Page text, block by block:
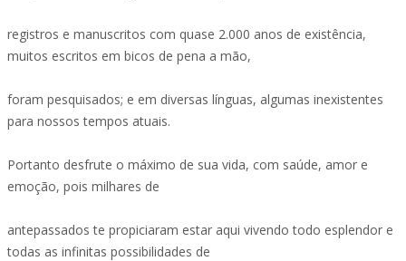
registros e manuscritos com quase 2.000 anos de existência,
muitos escritos em bicos de pena a mão,
foram pesquisados; e em diversas línguas, algumas inexistentes
para nossos tempos atuais.
Portanto desfrute o máximo de sua vida, com saúde, amor e
emoção, pois milhares de
antepassados te propiciaram estar aqui vivendo todo esplendor e
todas as infinitas possibilidades de